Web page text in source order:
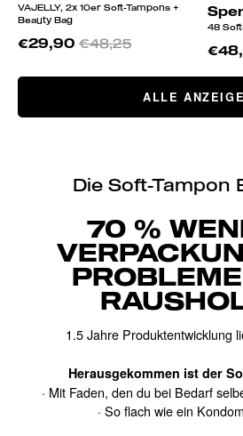
VAJELLY, 2x 10er Soft-Tampons +
Beauty Bag
€29,90 €48,25
48
ALLE
Die Soft-Tampon
70 %
1.5 Jahre Produktentwicklung
Herausgekommen ist der
· Mit Faden, den du bei Bedarf
· So flach wie ein